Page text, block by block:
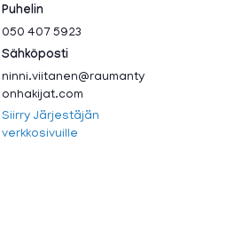
Puhelin
050 407 5923
Sähköposti
ninni.viitanen@raumanty
onhakijat.com
Siirry Järjestäjän
verkkosivuille